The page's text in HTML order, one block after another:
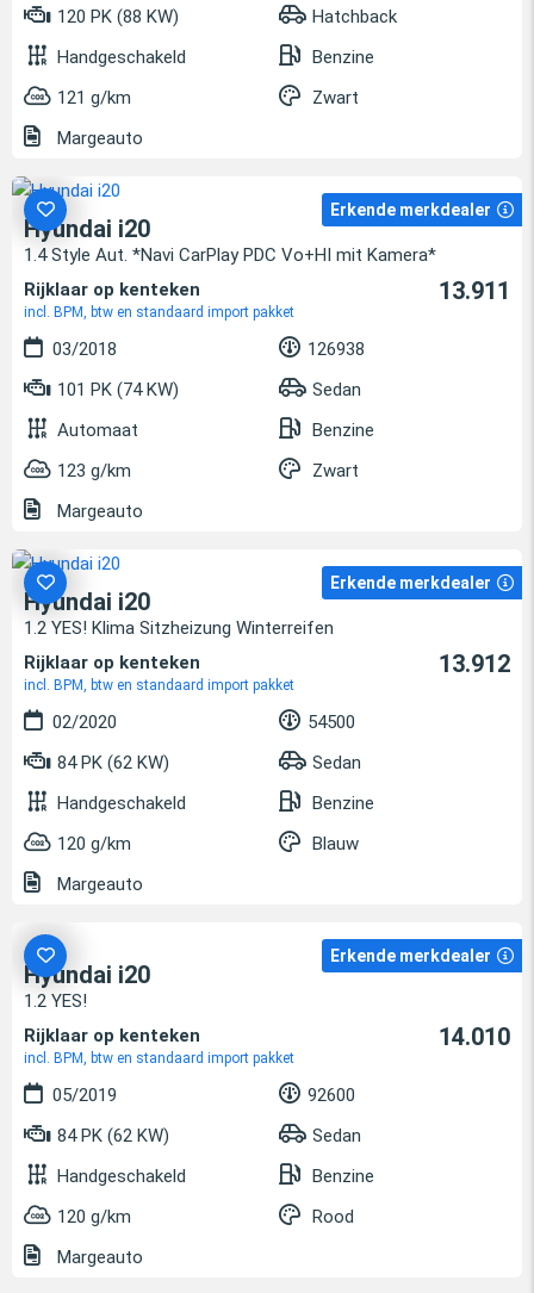
120 PK (88 KW)
Hatchback
Handgeschakeld
Benzine
121 g/km
Zwart
Margeauto
Erkende merkdealer
Hyundai i20
1.4 Style Aut. *Navi CarPlay PDC Vo+HI mit Kamera*
Rijklaar op kenteken
incl. BPM, btw en standaard import pakket
13.911
03/2018
126938
101 PK (74 KW)
Sedan
Automaat
Benzine
123 g/km
Zwart
Margeauto
Erkende merkdealer
Hyundai i20
1.2 YES! Klima Sitzheizung Winterreifen
Rijklaar op kenteken
incl. BPM, btw en standaard import pakket
13.912
02/2020
54500
84 PK (62 KW)
Sedan
Handgeschakeld
Benzine
120 g/km
Blauw
Margeauto
Erkende merkdealer
Hyundai i20
1.2 YES!
Rijklaar op kenteken
incl. BPM, btw en standaard import pakket
14.010
05/2019
92600
84 PK (62 KW)
Sedan
Handgeschakeld
Benzine
120 g/km
Rood
Margeauto